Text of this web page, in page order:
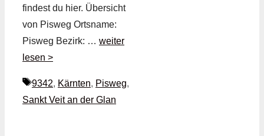
findest du hier. Übersicht
von Pisweg Ortsname:
Pisweg Bezirk: … weiter
lesen >
Schlagwörter
9342, Kärnten, Pisweg,
Sankt Veit an der Glan